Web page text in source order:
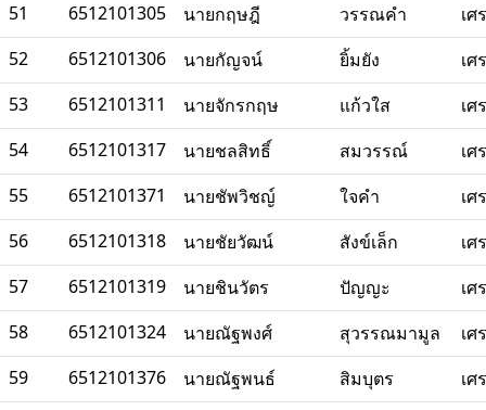
51
6512101305 นายกฤษฎี วรรณคำ
เ
52
6512101306 นายกัญจน์ ยิ้มยัง
เ
53
6512101311 นายจักรกฤษ แก้วใส
เ
54
6512101317 นายชลสิทธิ์ สมวรรณ์
เ
55
6512101371 นายชัพวิชญ์ ใจคำ
เ
56
6512101318 นายชัยวัฒน์ สังข์เล็ก
เ
57
6512101319 นายชินวัตร ปัญญะ
เ
58
6512101324 นายณัฐพงศ์ สุวรรณมามูล
เ
59
6512101376 นายณัฐพนธ์ สิมบุตร
เ